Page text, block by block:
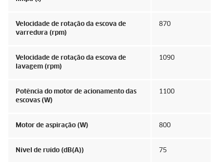
Velocidade de rotação da escova de
varredura (rpm)
870
Velocidade de rotação da escova de
lavagem (rpm)
1090
Potência do motor de acionamento das
escovas (W)
1100
Motor de aspiração (W) 800
Nível de ruído (dB(A)) 75